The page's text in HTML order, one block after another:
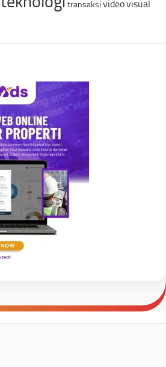
transaksi videovisual